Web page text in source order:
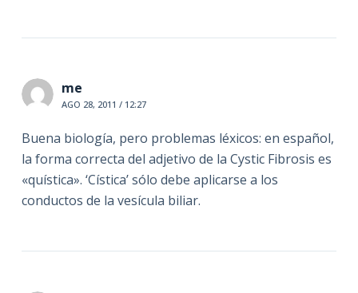
me
AGO 28, 2011 / 12:27
Buena biología, pero problemas léxicos: en español,
la forma correcta del adjetivo de la Cystic Fibrosis es
«quística». ‘Cística’ sólo debe aplicarse a los
conductos de la vesícula biliar.